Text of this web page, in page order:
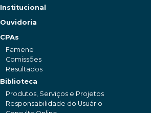
Institucional
Ouvidoria
CPAs
Famene
Comissões
Resultados
Biblioteca
Produtos, Serviços e Projetos
Responsabilidade do Usuário